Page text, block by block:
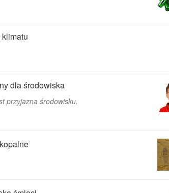
dla środowiska
przyjazna środowisku.